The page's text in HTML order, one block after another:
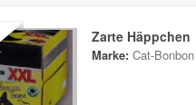
Zarte Häppchen
Marke: Cat-Bonbon